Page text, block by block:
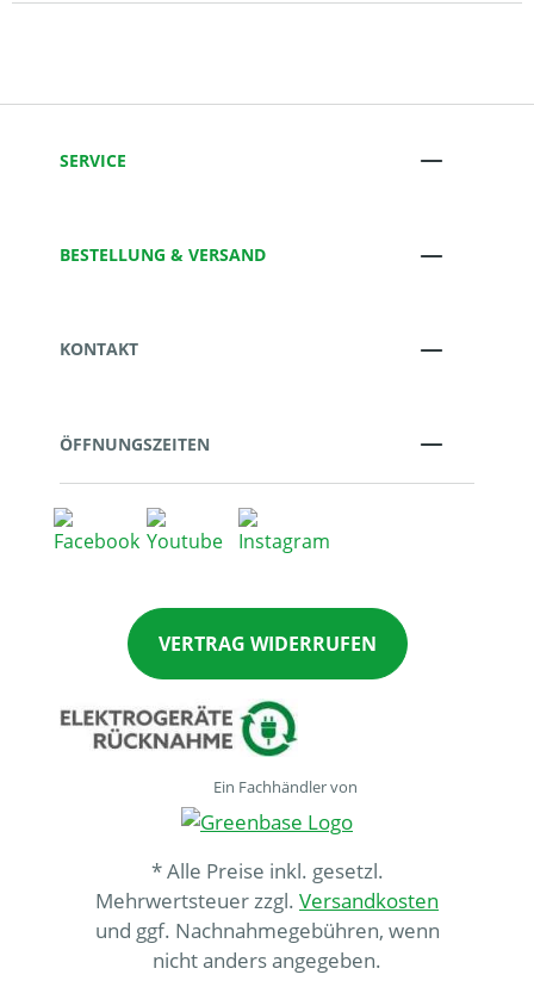
SERVICE
BESTELLUNG & VERSAND
KONTAKT
ÖFFNUNGSZEITEN
VERTRAG WIDERRUFEN
Ein Fachhändler von
* Alle Preise inkl. gesetzl.
Mehrwertsteuer zzgl. Versandkosten
und ggf. Nachnahmegebühren, wenn
nicht anders angegeben.